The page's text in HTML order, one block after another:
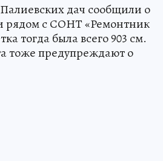
дач сообщили о
рядом с СОНТ «Ремонтник
тогда была всего 903 см.
тоже предупреждают о